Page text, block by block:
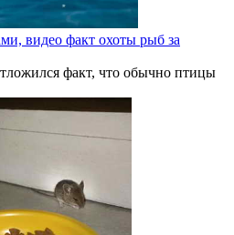
видео факт охоты рыб за
факт, что обычно птицы